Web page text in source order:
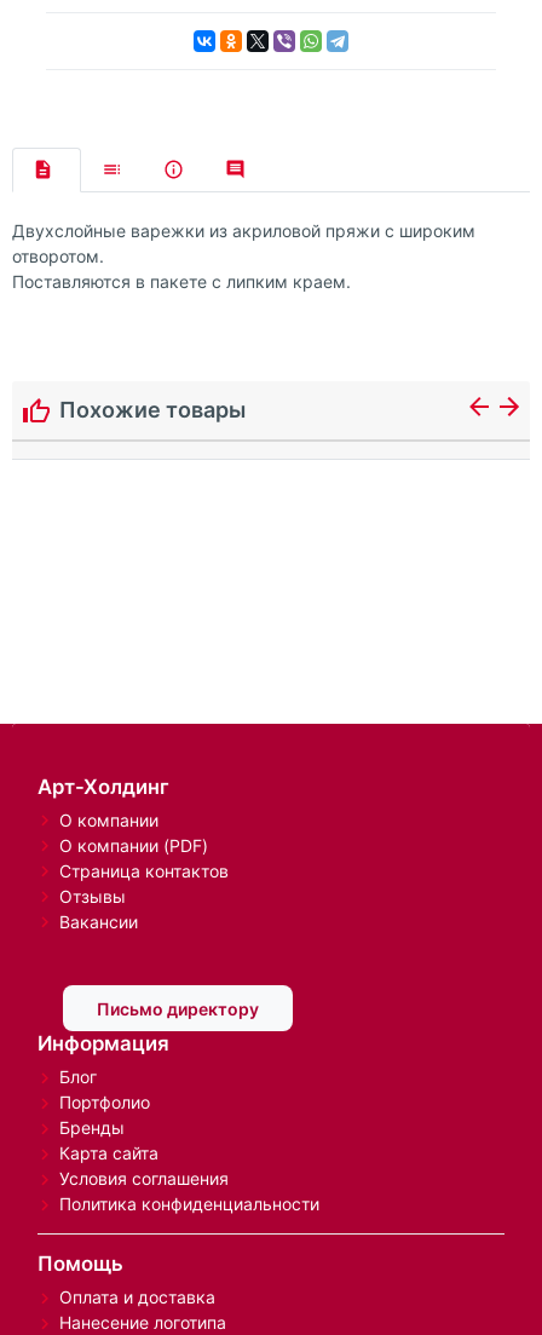
Двухслойные варежки из акриловой пряжи с широким
отворотом.
Поставляются в пакете с липким краем.
Похожие товары
Арт-Холдинг
О компании
О компании (PDF)
Страница контактов
Отзывы
Вакансии
Письмо директору
Информация
Блог
Портфолио
Бренды
Карта сайта
Условия соглашения
Политика конфиденциальности
Помощь
Оплата и доставка
Нанесение логотипа